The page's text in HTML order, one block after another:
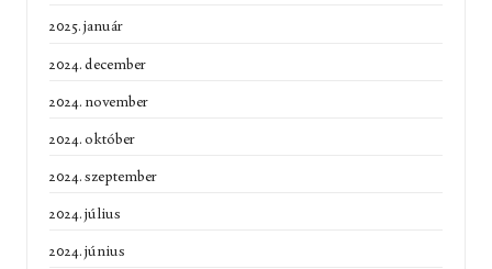
2025. január
2024. december
2024. november
2024. október
2024. szeptember
2024. július
2024. június